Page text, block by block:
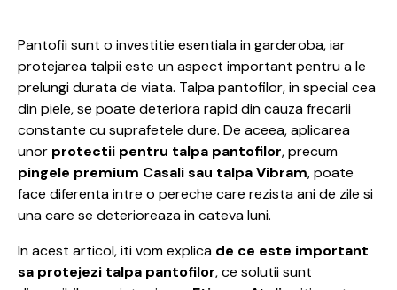
Pantofii sunt o investitie esentiala in garderoba, iar
protejarea talpii este un aspect important pentru a le
prelungi durata de viata. Talpa pantofilor, in special cea
din piele, se poate deteriora rapid din cauza frecarii
constante cu suprafetele dure. De aceea, aplicarea
unor protectii pentru talpa pantofilor, precum
pingele premium Casali sau talpa Vibram, poate
face diferenta intre o pereche care rezista ani de zile si
una care se deterioreaza in cateva luni.
In acest articol, iti vom explica de ce este important
sa protejezi talpa pantofilor, ce solutii sunt